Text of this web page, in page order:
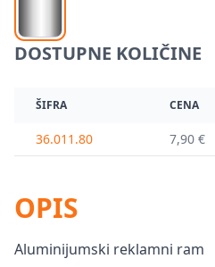
DOSTUPNE KOLIČINE
ŠIFRA CENA
36.011.80 7,90 €
OPIS
Aluminijumski reklamni ram